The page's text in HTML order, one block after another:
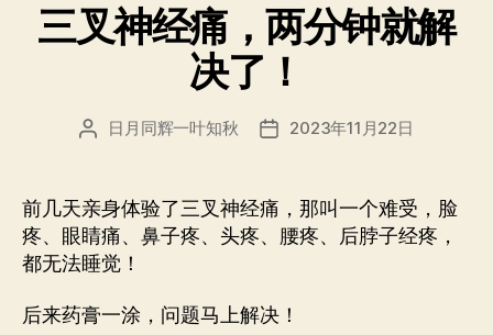
三叉神经痛，两分钟就解
决了！
文
者
日月同辉一叶知秋
发
期
2023年11月22日
前几天亲身体验了三叉神经痛，那叫一个难受，脸
疼、眼睛痛、鼻子疼、头疼、腰疼、后脖子经疼，
都无法睡觉！
后来药膏一涂，问题马上解决！